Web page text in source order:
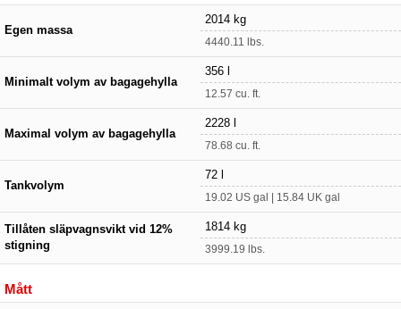
Egen massa
2014 kg
4440.11 lbs.
Minimalt volym av bagagehylla
356 l
12.57 cu. ft.
Maximal volym av bagagehylla
2228 l
78.68 cu. ft.
Tankvolym
72 l
19.02 US gal | 15.84 UK gal
Tillåten släpvagnsvikt vid 12%
stigning
1814 kg
3999.19 lbs.
Mått